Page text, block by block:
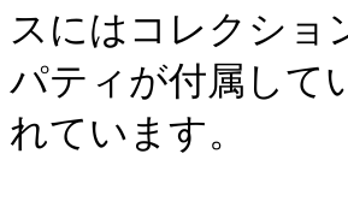
スにはコレクショ
パティが付属して
れています。